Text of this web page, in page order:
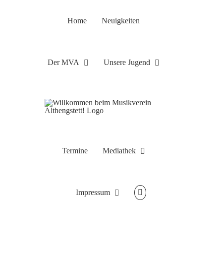
Home Neuigkeiten
Der MVA Unsere Jugend
Termine Mediathek
Impressum